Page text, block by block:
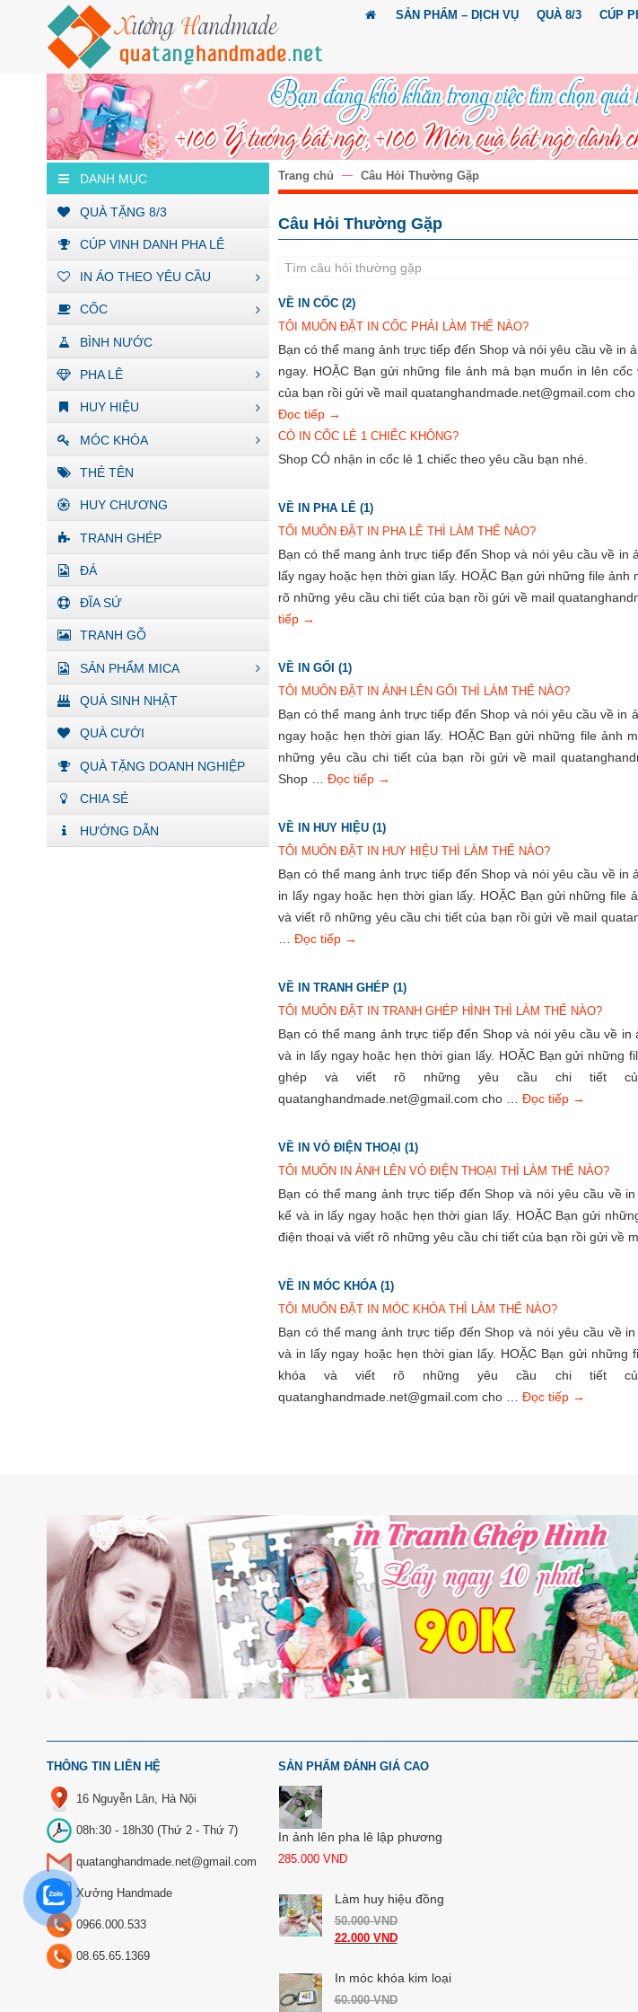
SẢN PHẨM – DỊCH VỤ QUÀ 8/3 CÚP
DANH MỤC
QUÀ TẶNG 8/3
CÚP VINH DANH PHA LÊ
IN ÁO THEO YÊU CẦU
CỐC
BÌNH NƯỚC
PHA LÊ
HUY HIỆU
MÓC KHÓA
THẺ TÊN
HUY CHƯƠNG
TRANH GHÉP
ĐÁ
ĐĨA SỨ
TRANH GỖ
SẢN PHẨM MICA
QUÀ SINH NHẬT
QUÀ CƯỚI
QUÀ TẶNG DOANH NGHIỆP
CHIA SẺ
HƯỚNG DẪN
Trang chủ Câu Hỏi Thường Gặp
Câu Hỏi Thường Gặp
VỀ IN CỐC (2)
TÔI MUỐN ĐẶT IN CỐC PHẢI LÀM THẾ NÀO?
Bạn có thể mang ảnh trực tiếp đến Shop và nói yêu cầu về in
ngay. HOẶC Bạn gửi những file ảnh mà bạn muốn in lên
của bạn rồi gửi về mail quatanghandmade.net@gmail.com
Đọc tiếp →
CÓ IN CỐC LẺ 1 CHIẾC KHÔNG?
Shop CÓ nhận in cốc lẻ 1 chiếc theo yêu cầu bạn nhé.
VỀ IN PHA LÊ (1)
TỐI MUỐN ĐẶT IN PHA LÊ THÌ LÀM THẾ NÀO?
Bạn có thể mang ảnh trực tiếp đến Shop và nói yêu cầu về in
lấy ngay hoặc hẹn thời gian lấy. HOẶC Bạn gửi những file ảnh
rõ những yêu cầu chi tiết của bạn rồi gửi về mail
tiếp →
VỀ IN GỐI (1)
TÔI MUỐN ĐẶT IN ẢNH LÊN GỐI THÌ LÀM THẾ NÀO?
Bạn có thể mang ảnh trực tiếp đến Shop và nói yêu cầu về in
ngay hoặc hẹn thời gian lấy. HOẶC Bạn gửi những file ảnh
những yêu cầu chi tiết của bạn rồi gửi về mail
Shop … Đọc tiếp →
VỀ IN HUY HIỆU (1)
TÔI MUỐN ĐẶT IN HUY HIỆU THÌ LÀM THẾ NÀO?
Bạn có thể mang ảnh trực tiếp đến Shop và nói yêu cầu về in
in lấy ngay hoặc hẹn thời gian lấy. HOẶC Bạn gửi những file
và viết rõ những yêu cầu chi tiết của bạn rồi gửi về mail
Đọc tiếp →
VỀ IN TRANH GHÉP (1)
TÔI MUỐN ĐẶT IN TRANH GHÉP HÌNH THÌ LÀM THẾ NÀO?
Bạn có thể mang ảnh trực tiếp đến Shop và nói yêu cầu về
và in lấy ngay hoặc hẹn thời gian lấy. HOẶC Bạn gửi những
ghép và viết rõ những yêu cầu chi tiết
quatanghandmade.net@gmail.com cho … Đọc tiếp →
VỀ IN VỎ ĐIỆN THOẠI (1)
TÔI MUỐN IN ẢNH LÊN VỎ ĐIỆN THOẠI THÌ LÀM THẾ NÀO?
Bạn có thể mang ảnh trực tiếp đến Shop và nói yêu cầu về
kế và in lấy ngay hoặc hẹn thời gian lấy. HOẶC Bạn gửi
điện thoại và viết rõ những yêu cầu chi tiết của bạn rồi gửi về
VỀ IN MÓC KHÓA (1)
TÔI MUỐN ĐẶT IN MÓC KHÓA THÌ LÀM THẾ NÀO?
Bạn có thể mang ảnh trực tiếp đến Shop và nói yêu cầu về
và in lấy ngay hoặc hẹn thời gian lấy. HOẶC Bạn gửi những
khóa và viết rõ những yêu cầu chi tiết
quatanghandmade.net@gmail.com cho … Đọc tiếp →
THÔNG TIN LIÊN HỆ
16 Nguyễn Lân, Hà Nội
08h:30 - 18h30 (Thứ 2 - Thứ 7)
quatanghandmade.net@gmail.com
Xưởng Handmade
0966.000.533
08.65.65.1369
SẢN PHẨM ĐÁNH GIÁ CAO
In ảnh lên pha lê lập phương
285.000 VND
Làm huy hiệu đồng
50.000VND
22.000 VND
In móc khóa kim loại
60.000VND